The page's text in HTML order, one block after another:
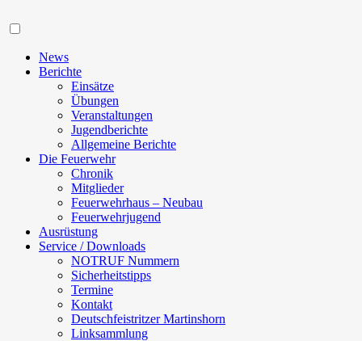
News
Berichte
Einsätze
Übungen
Veranstaltungen
Jugendberichte
Allgemeine Berichte
Die Feuerwehr
Chronik
Mitglieder
Feuerwehrhaus – Neubau
Feuerwehrjugend
Ausrüstung
Service / Downloads
NOTRUF Nummern
Sicherheitstipps
Termine
Kontakt
Deutschfeistritzer Martinshorn
Linksammlung